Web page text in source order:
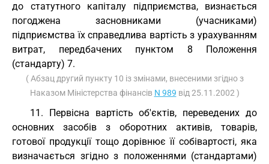
до статутного капіталу підприємства, визнається
погоджена засновниками (учасниками)
підприємства їх справедлива вартість з урахуванням
витрат, передбачених пунктом 8 Положення
(стандарту) 7.
( Абзац другий пункту 10 із змінами, внесеними згідно з
Наказом Міністерства фінансів N 989 від 25.11.2002 )
11. Первісна вартість об'єктів, переведених до
основних засобів з оборотних активів, товарів,
готової продукції тощо дорівнює її собівартості, яка
визначається згідно з положеннями (стандартами)